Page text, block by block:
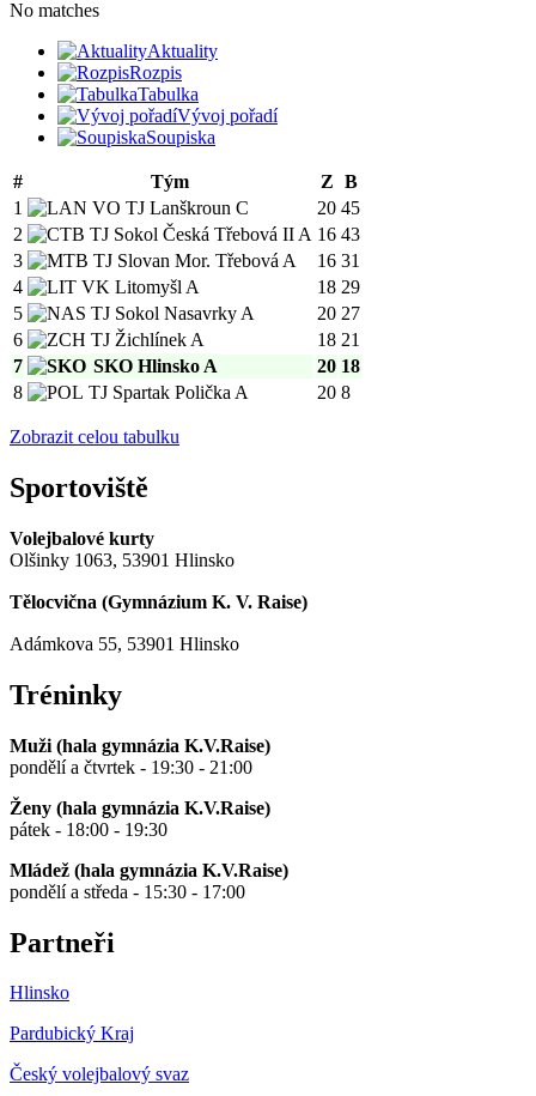
No matches
Aktuality
Rozpis
Tabulka
Vývoj pořadí
Soupiska
# Tým Z B
1
VO TJ Lanškroun C 20 45
2
TJ Sokol Česká Třebová II A 16 43
3
TJ Slovan Mor. Třebová A 16 31
4
VK Litomyšl A 18 29
5
TJ Sokol Nasavrky A 20 27
6
TJ Žichlínek A 18 21
7
SKO Hlinsko A 20 18
8
TJ Spartak Polička A 20 8
Zobrazit celou tabulku
Sportoviště
Volejbalové kurty
Olšinky 1063, 53901 Hlinsko
Tělocvična (Gymnázium K. V. Raise)
Adámkova 55, 53901 Hlinsko
Tréninky
Muži (hala gymnázia K.V.Raise)
pondělí a čtvrtek - 19:30 - 21:00
Ženy (hala gymnázia K.V.Raise)
pátek - 18:00 - 19:30
Mládež (hala gymnázia K.V.Raise)
pondělí a středa - 15:30 - 17:00
Partneři
Hlinsko
Pardubický Kraj
Český volejbalový svaz